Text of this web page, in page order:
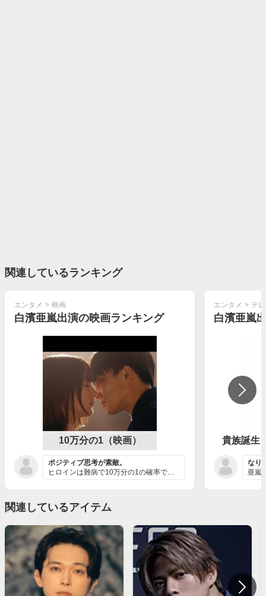
関連しているランキング
エンタメ > 映画
白濱亜嵐出演の映画ランキング
10万分の1（映画）
ポジティブ思考が素敵。
ヒロインは難病で10万分の1の確率でかかる病気で、観て...
エンタメ > テ
白濱亜嵐
貴族誕生
なり
関連しているアイテム